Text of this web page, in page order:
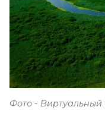
Фото - Виртуальный